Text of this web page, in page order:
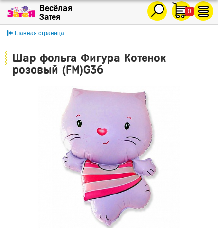
0
Главная страница
Шар фольга Фигура Котенок
розовый (FM)G36